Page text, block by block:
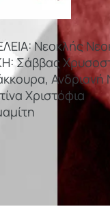
Νεοκλής
Σάββας
Ανδριανή
Χριστόφια